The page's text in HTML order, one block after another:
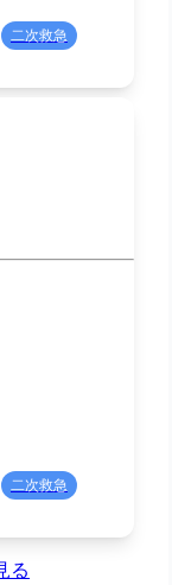
二次救急
二次救急
る